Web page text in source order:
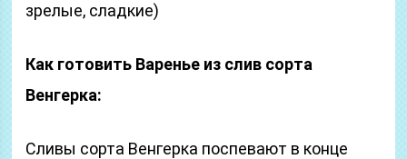
зрелые, сладкие)
Как готовить Варенье из слив сорта
Венгерка:
Сливы сорта Венгерка поспевают в конце